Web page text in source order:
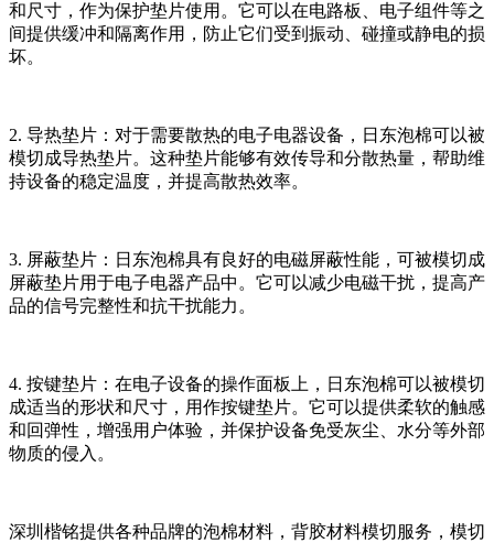
和尺寸，作为保护垫片使用。它可以在电路板、电子组件等之
间提供缓冲和隔离作用，防止它们受到振动、碰撞或静电的损
坏。
2. 导热垫片：对于需要散热的电子电器设备，日东泡棉可以被
模切成导热垫片。这种垫片能够有效传导和分散热量，帮助维
持设备的稳定温度，并提高散热效率。
3. 屏蔽垫片：日东泡棉具有良好的电磁屏蔽性能，可被模切成
屏蔽垫片用于电子电器产品中。它可以减少电磁干扰，提高产
品的信号完整性和抗干扰能力。
4. 按键垫片：在电子设备的操作面板上，日东泡棉可以被模切
成适当的形状和尺寸，用作按键垫片。它可以提供柔软的触感
和回弹性，增强用户体验，并保护设备免受灰尘、水分等外部
物质的侵入。
深圳楷铭提供各种品牌的泡棉材料，背胶材料模切服务，模切